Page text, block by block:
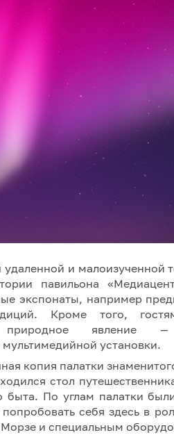
и малоизученной
павильона
экспонаты, например
Кроме того,
природное явление
установки.
копия палатки
стол
быта. По углам палатки
себя здесь в
и специальным